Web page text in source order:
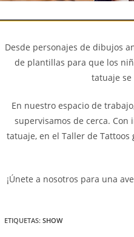
Desde personajes de dibujos
de plantillas para que los
tatuaje
En nuestro espacio de
supervisamos de cerca.
tatuaje, en el Taller de Tattoos
¡Únete a nosotros para una
ETIQUETAS: SHOW